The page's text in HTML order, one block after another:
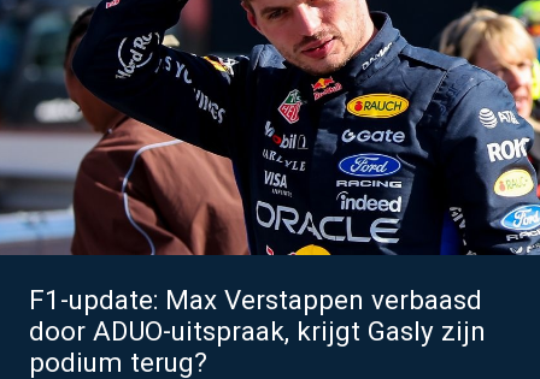
F1-update: Max Verstappen verbaasd
door ADUO-uitspraak, krijgt Gasly zijn
podium terug?